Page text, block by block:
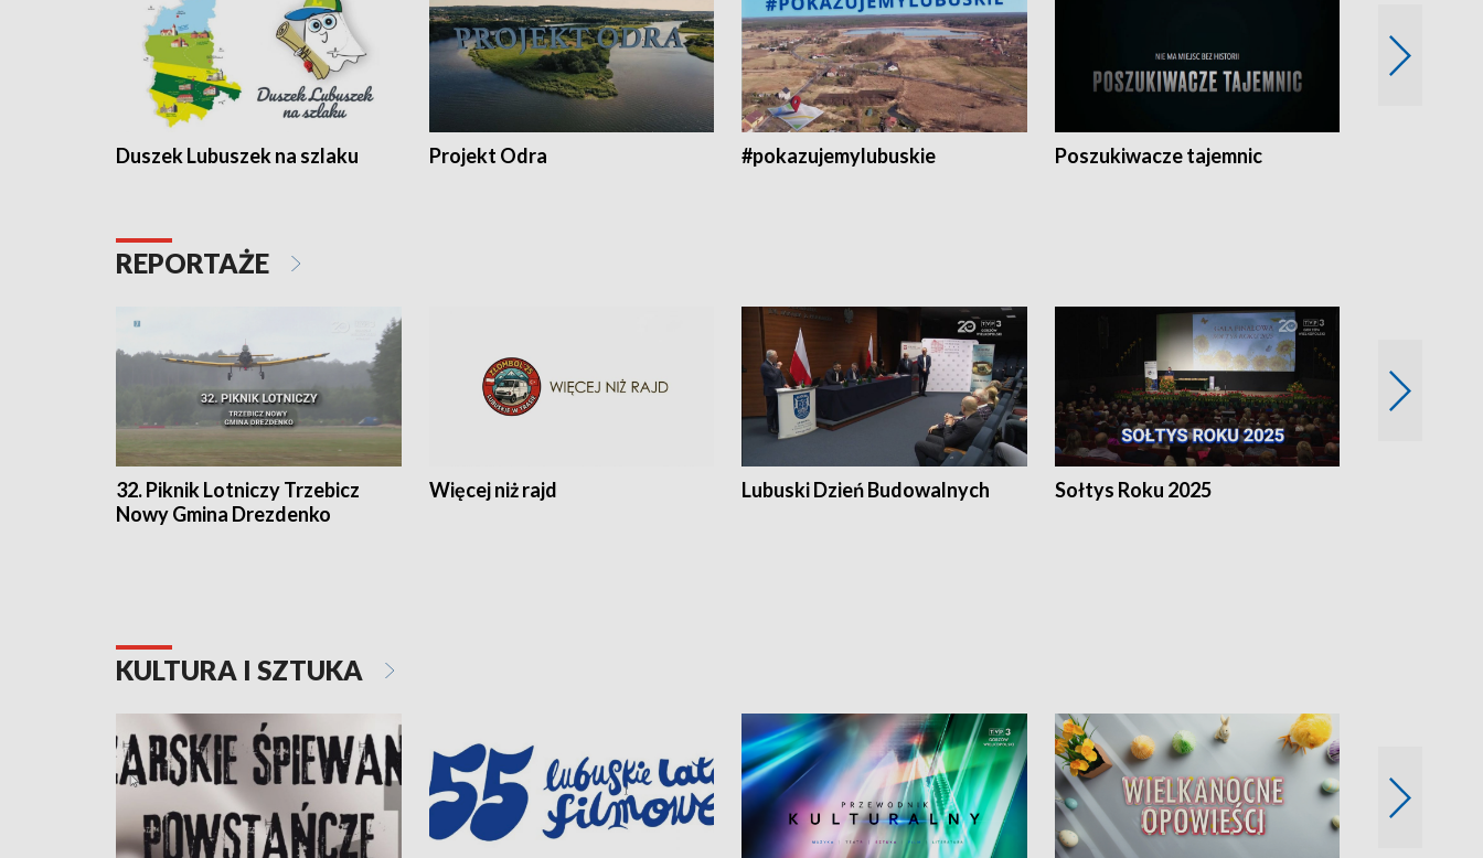
Duszek Lubuszek na szlaku Projekt Odra #pokazujemylubuskie Poszukiwacze tajemnic
REPORTAŻE
32. Piknik Lotniczy Trzebicz
Nowy Gmina Drezdenko
Więcej niż rajd Lubuski Dzień Budowalnych Sołtys Roku 2025
KULTURA I SZTUKA